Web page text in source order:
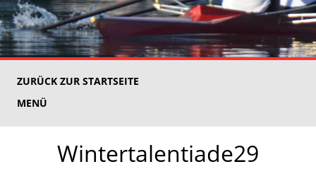
ZURÜCK ZUR STARTSEITE
MENÜ
Wintertalentiade29